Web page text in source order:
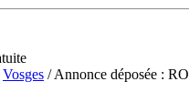
Vosges / Annonce déposée :